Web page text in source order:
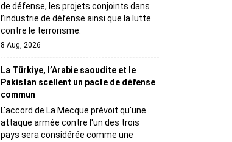
de défense, les projets conjoints dans
l’industrie de défense ainsi que la lutte
contre le terrorisme.
8 Aug, 2026
La Türkiye, l’Arabie saoudite et le
Pakistan scellent un pacte de défense
commun
L'accord de La Mecque prévoit qu'une
attaque armée contre l'un des trois
pays sera considérée comme une